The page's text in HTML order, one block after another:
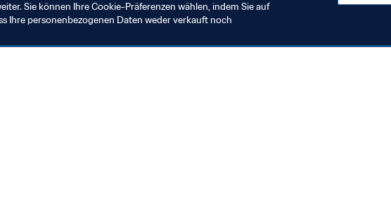
Sie können Ihre Cookie-Präferenzen wählen, indem Sie auf
Ihre personenbezogenen Daten weder verkauft noch